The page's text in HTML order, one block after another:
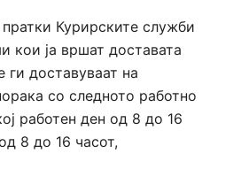
Курирските служби
кои ја вршат доставата
ги доставуваат на
со следното работно
работен ден од 8 до 16
8 до 16 часот,